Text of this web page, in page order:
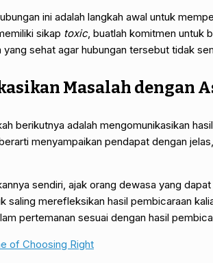
ini adalah langkah awal untuk
sikap toxic, buatlah komitmen untuk
sehat agar hubungan tersebut tidak
Masalah dengan
berikutnya adalah mengomunikasikan
menyampaikan pendapat dengan
sendiri, ajak orang dewasa yang
saling merefleksikan hasil pembicaraan
pertemanan sesuai dengan hasil
of Choosing Right